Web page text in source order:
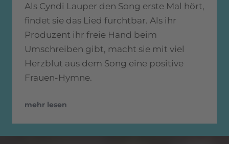
Als Cyndi Lauper den Song erste Mal hört,
findet sie das Lied furchtbar. Als ihr
Produzent ihr freie Hand beim
Umschreiben gibt, macht sie mit viel
Herzblut aus dem Song eine positive
Frauen-Hymne.
mehr lesen